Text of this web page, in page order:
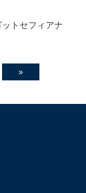
トセフィアナ
»